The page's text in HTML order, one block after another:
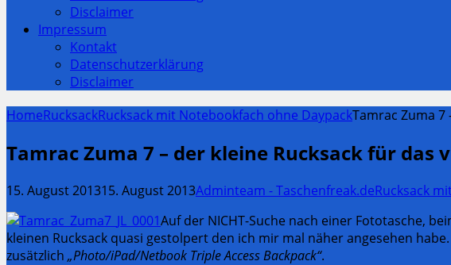
Disclaimer
Impressum
Kontakt
Datenschutzerklärung
Disclaimer
HomeRucksackRucksack mit Notebookfach ohne DaypackTamrac Zuma 7
Tamrac Zuma 7 – der kleine Rucksack für das
15. August 201315. August 2013Adminteam - Taschenfreak.deRucksack
Auf der NICHT-Suche nach einer Fototasche,
kleinen Rucksack quasi gestolpert den ich mir mal näher angesehen
zusätzlich „Photo/iPad/Netbook Triple Access Backpack“.